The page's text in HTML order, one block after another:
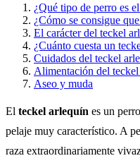
¿Qué tipo de perro es
¿Cómo se consigue
El carácter del teckel
¿Cuánto cuesta un
Cuidados del teckel
Alimentación del
Aseo y muda
El teckel arlequín es un
pelaje muy característico. A
raza extraordinariamente